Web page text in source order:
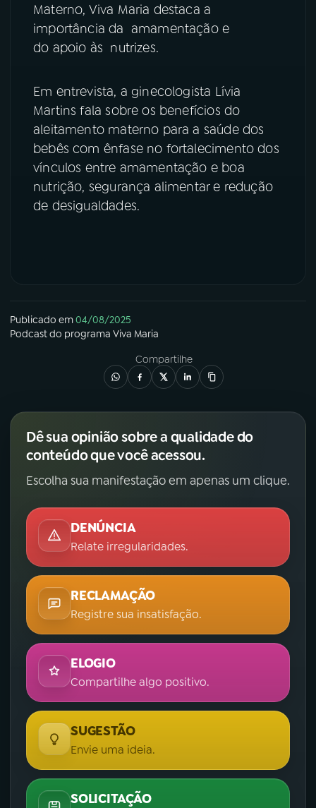
08FESTIVAL DE MÚSICA
ACOMPANHE A RÁDIO NACIONAL
Instagram X
TikTok
Materno, Viva Maria destaca a
importância da amamentação e
do apoio às nutrizes.
Em entrevista, a ginecologista Lívia
Martins fala sobre os benefícios do
aleitamento materno para a saúde dos
bebês com ênfase no fortalecimento dos
vínculos entre amamentação e boa
nutrição, segurança alimentar e redução
de desigualdades.
Publicado em04/08/2025
Podcastdo programa Viva Maria
Compartilhe
Dê sua opinião sobre a qualidade do
conteúdo que você acessou.
Escolha sua manifestação em apenas um clique.
DENÚNCIA
Relate irregularidades.
RECLAMAÇÃO
Registre sua insatisfação.
ELOGIO
Compartilhe algo positivo.
SUGESTÃO
Envie uma ideia.
SOLICITAÇÃO